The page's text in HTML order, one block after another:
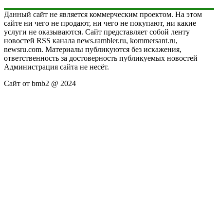
Данный сайт не является коммерческим проектом. На этом
сайте ни чего не продают, ни чего не покупают, ни какие
услуги не оказываются. Сайт представляет собой ленту
новостей RSS канала news.rambler.ru, kommersant.ru,
newsru.com. Материалы публикуются без искажения,
ответственность за достоверность публикуемых новостей
Администрация сайта не несёт.
Сайт от bmb2 @ 2024